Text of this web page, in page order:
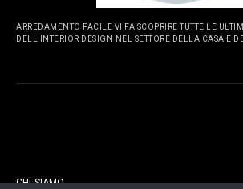
ARREDAMENTO FACILE VI FA SCOPRIRE TUTTE LE
DELL'INTERIOR DESIGN NEL SETTORE DELLA CASA E
CHI SIAMO